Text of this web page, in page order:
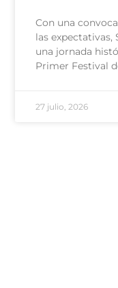
Con una
las
una jornada
Primer Festival
27 julio, 2026